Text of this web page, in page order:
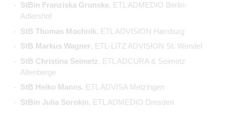
StBin Franziska Grunske, ETL ADMEDIO Berlin-
Adlershof
StB Thomas Mochnik, ETL ADVISION Hamburg
StB Markus Wagner, ETL-LITZ ADVISION St. Wendel
StB Christina Seimetz , ETL ADCURA & Seimetz
Altenberge
StB Heiko Manns, ETL ADVISA Metzingen
StBin Julia Sorokin, ETL ADMEDIO Dresden